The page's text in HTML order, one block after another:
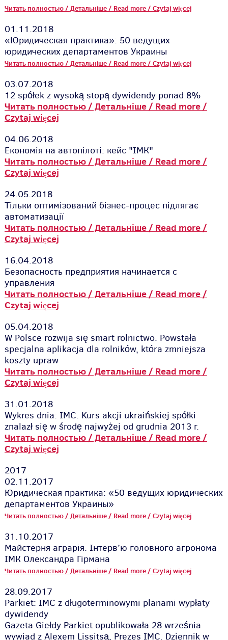
Читать полностью / Детальніше / Read more / Czytaj więcej
01.11.2018
«Юридическая практика»: 50 ведущих
юридических департаментов Украины
Читать полностью / Детальніше / Read more / Czytaj więcej
03.07.2018
12 spółek z wysoką stopą dywidendy ponad 8%
Читать полностью / Детальніше / Read more /
Czytaj więcej
04.06.2018
Економія на автопілоті: кейс "ІМК"
Читать полностью / Детальніше / Read more /
Czytaj więcej
24.05.2018
Тільки оптимізований бізнес-процес підлягає
автоматизації
Читать полностью / Детальніше / Read more /
Czytaj więcej
16.04.2018
Безопасность предприятия начинается с
управления
Читать полностью / Детальніше / Read more /
Czytaj więcej
05.04.2018
W Polsce rozwija się smart rolnictwo. Powstała
specjalna aplikacja dla rolników, która zmniejsza
koszty upraw
Читать полностью / Детальніше / Read more /
Czytaj więcej
31.01.2018
Wykres dnia: IMC. Kurs akcji ukraińskiej spółki
znalazł się w środę najwyżej od grudnia 2013 r.
Читать полностью / Детальніше / Read more /
Czytaj więcej
2017
02.11.2017
Юридическая практика: «50 ведущих юридических
департаментов Украины»
Читать полностью / Детальніше / Read more / Czytaj więcej
31.10.2017
Майстерня аграрія. Інтерв’ю головного агронома
ІМК Олександра Гірмана
Читать полностью / Детальніше / Read more / Czytaj więcej
28.09.2017
Parkiet: IMC z długoterminowymi planami wypłaty
dywidendy
Gazeta Giełdy Parkiet opublikowała 28 września
wywiad z Alexem Lissitsą, Prezes IMC. Dziennik w